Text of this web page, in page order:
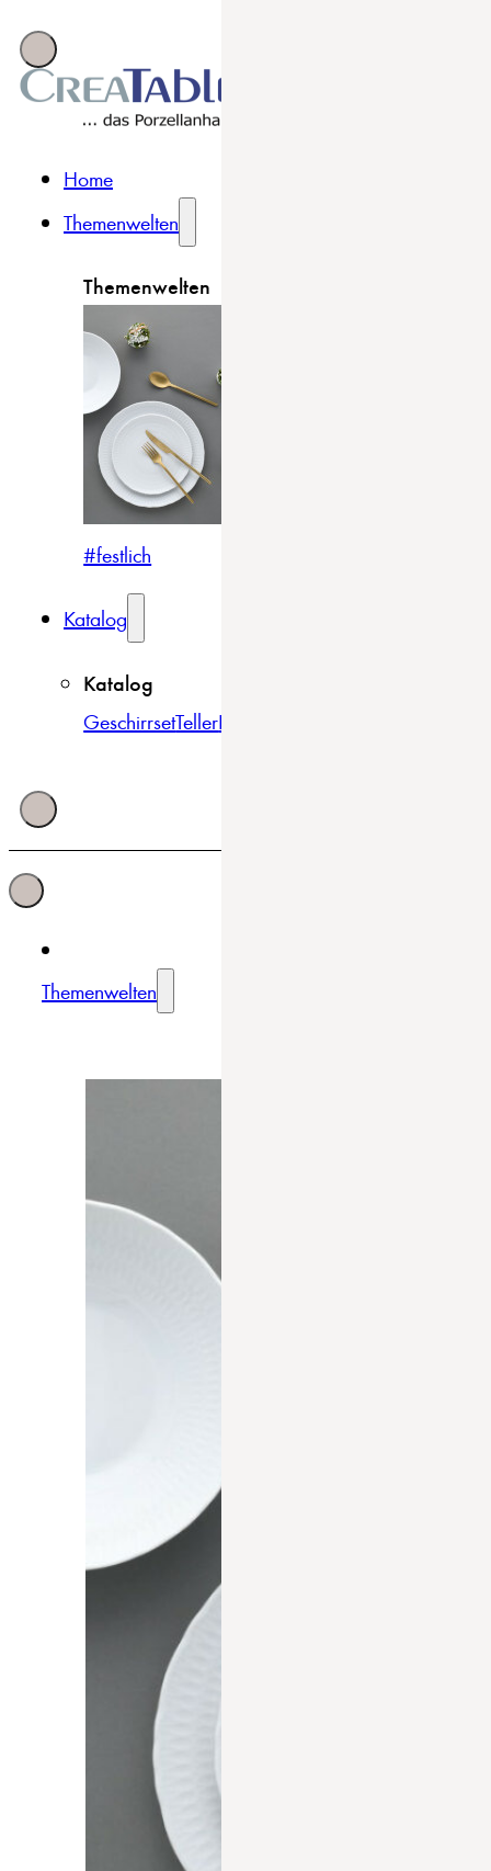
Home
Themenwelten
Themenwelten
#festlich
Katalog
Katalog
GeschirrsetTellerBowls & Schüsseln
Themenwelten